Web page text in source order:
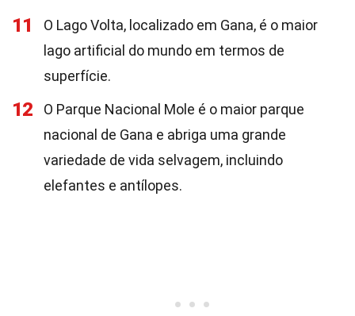
11
O Lago Volta, localizado em Gana, é o maior
lago artificial do mundo em termos de
superfície.
12
O Parque Nacional Mole é o maior parque
nacional de Gana e abriga uma grande
variedade de vida selvagem, incluindo
elefantes e antílopes.